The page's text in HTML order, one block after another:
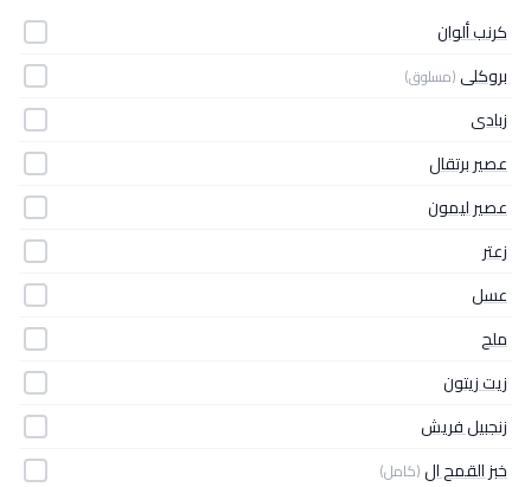
كرنب ألوان
بروكلى (مسلوق)
زبادى
عصير برتقال
عصير ليمون
زعتر
عسل
ملح
زيت زيتون
زنجبيل فريش
خبز القمح ال(كامل)